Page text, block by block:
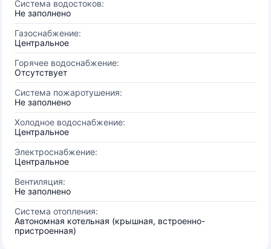
Система водостоков:
Не заполнено
Газоснабжение:
Центральное
Горячее водоснабжение:
Отсутствует
Система пожаротушения:
Не заполнено
Холодное водоснабжение:
Центральное
Электроснабжение:
Центральное
Вентиляция:
Не заполнено
Система отопления:
Автономная котельная (крышная, встроенно-
пристроенная)